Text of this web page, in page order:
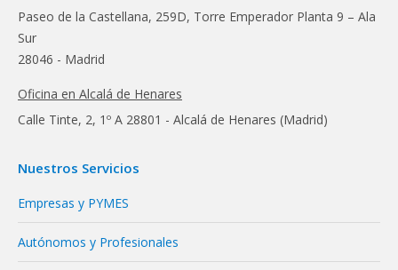
Paseo de la Castellana, 259D, Torre Emperador Planta 9 – Ala
Sur
28046 - Madrid
Oficina en Alcalá de Henares
Calle Tinte, 2, 1º A 28801 - Alcalá de Henares (Madrid)
Nuestros Servicios
Empresas y PYMES
Autónomos y Profesionales